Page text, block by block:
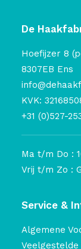
De
Hoefijzer 8
8307EB Ens
KVK:
+31 (0)527-
Ma t/m Do :
Vrij t/m Zo :
Service &
Algemene
Veelgestelde